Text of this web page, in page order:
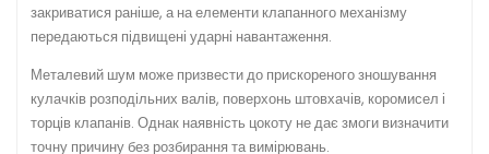
закриватися раніше, а на елементи клапанного механізму
передаються підвищені ударні навантаження.
Металевий шум може призвести до прискореного зношування
кулачків розподільних валів, поверхонь штовхачів, коромисел і
торців клапанів. Однак наявність цокоту не дає змоги визначити
точну причину без розбирання та вимірювань.